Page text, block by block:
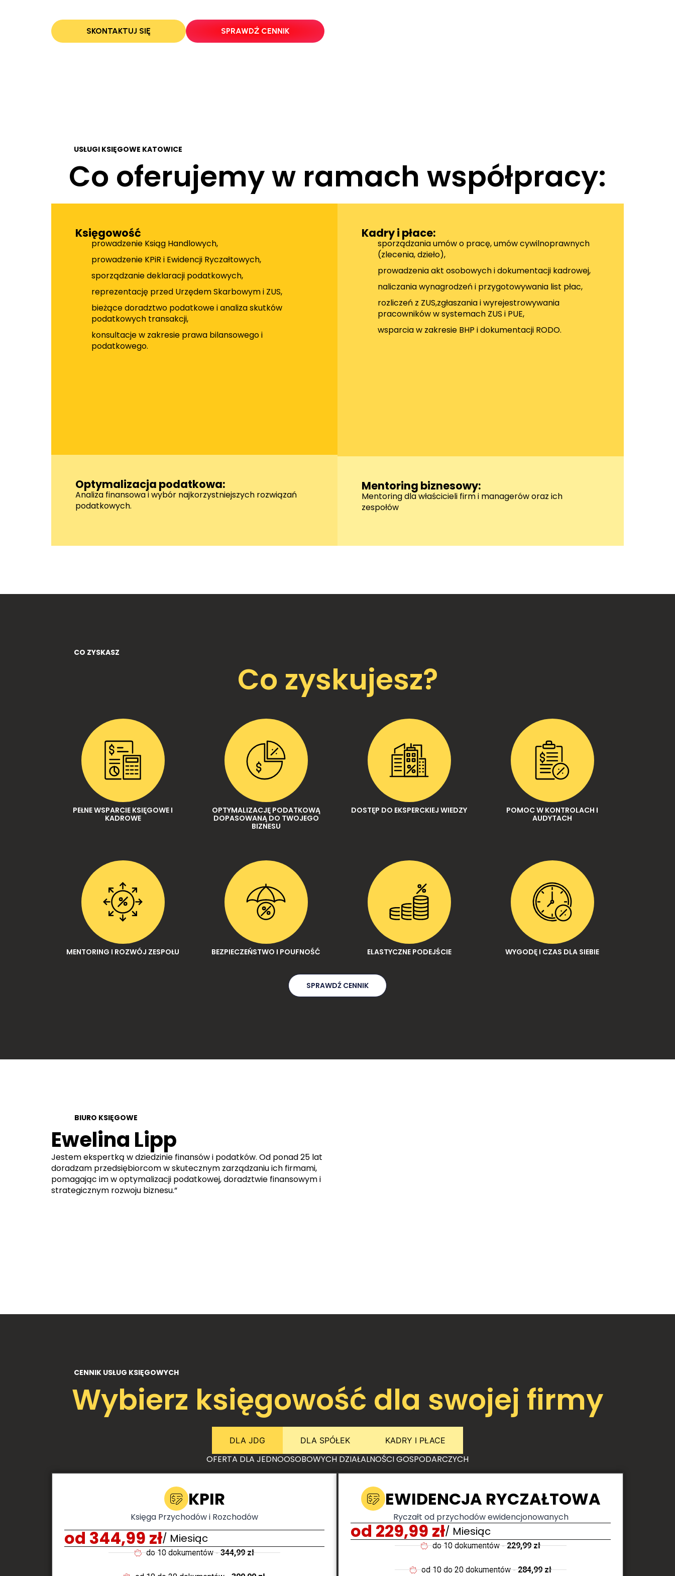
SKONTAKTUJ SIĘ SPRAWDŹ CENNIK
USŁUGI KSIĘGOWE KATOWICE
Co oferujemy w ramach współpracy:
Księgowość
prowadzenie Ksiąg Handlowych,
prowadzenie KPiR i Ewidencji Ryczałtowych,
sporządzanie deklaracji podatkowych,
reprezentację przed Urzędem Skarbowym i ZUS,
bieżące doradztwo podatkowe i analiza skutków
podatkowych transakcji,
konsultacje w zakresie prawa bilansowego i
podatkowego.
Optymalizacja podatkowa:
Analiza finansowa i wybór najkorzystniejszych rozwiązań
podatkowych.
Kadry i płace:
sporządzania umów o pracę, umów cywilnoprawnych
(zlecenia, dzieło),
prowadzenia akt osobowych i dokumentacji kadrowej,
naliczania wynagrodzeń i przygotowywania list płac,
rozliczeń z ZUS,zgłaszania i wyrejestrowywania
pracowników w systemach ZUS i PUE,
wsparcia w zakresie BHP i dokumentacji RODO.
Mentoring biznesowy:
Mentoring dla właścicieli firm i managerów oraz ich
zespołów
CO ZYSKASZ
Co zyskujesz?
PEŁNE WSPARCIE KSIĘGOWE I
KADROWE
OPTYMALIZACJĘ PODATKOWĄ
DOPASOWANĄ DO TWOJEGO
BIZNESU
DOSTĘP DO EKSPERCKIEJ WIEDZY
POMOC W KONTROLACH I
AUDYTACH
MENTORING I ROZWÓJ ZESPOŁU BEZPIECZEŃSTWO I POUFNOŚĆ ELASTYCZNE PODEJŚCIE WYGODĘ I CZAS DLA SIEBIE
SPRAWDŹ CENNIK
BIURO KSIĘGOWE
Ewelina Lipp
Jestem ekspertką w dziedzinie finansów i podatków. Od ponad 25 lat
doradzam przedsiębiorcom w skutecznym zarządzaniu ich firmami,
pomagając im w optymalizacji podatkowej, doradztwie finansowym i
strategicznym rozwoju biznesu.“
CENNIK USŁUG KSIĘGOWYCH
Wybierz księgowość dla swojej firmy
DLA JDG DLA SPÓŁEK KADRY I PŁACE
OFERTA DLA JEDNOOSOBOWYCH DZIAŁALNOŚCI GOSPODARCZYCH
KPIR
Księga Przychodów i Rozchodów
od 344,99 zł/ Miesiąc
do 10 dokumentów -344,99 zł
EWIDENCJA RYCZAŁTOWA
Ryczałt od przychodów ewidencjonowanych
od 229,99 zł/ Miesiąc
do 10 dokumentów -229,99 zł
od 10 do 20 dokumentów -284,99 zł